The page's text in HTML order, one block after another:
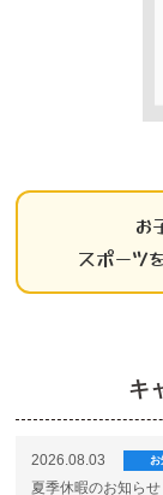
お
スポーツ
キ
2026.08.03 お
夏季休暇のお知らせ